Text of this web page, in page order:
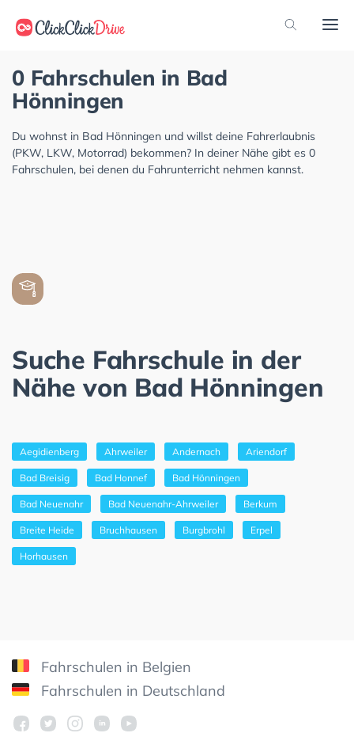
0 Fahrschulen in Bad
Hönningen
Du wohnst in Bad Hönningen und willst deine Fahrerlaubnis
(PKW, LKW, Motorrad) bekommen? In deiner Nähe gibt es 0
Fahrschulen, bei denen du Fahrunterricht nehmen kannst.
Suche Fahrschule in der
Nähe von Bad Hönningen
Aegidienberg Ahrweiler Andernach Ariendorf
Bad Breisig Bad Honnef Bad Hönningen
Bad Neuenahr Bad Neuenahr-Ahrweiler Berkum
Breite Heide Bruchhausen Burgbrohl Erpel
Horhausen
Fahrschulen in Belgien
Fahrschulen in Deutschland